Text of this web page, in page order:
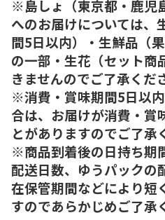
※島しょ（東京都・鹿児
へのお届けについては、
間5日以内）・生鮮品（
の一部・生花（セット商
きませんのでご了承くだ
※消費・賞味期間5日以
合は、お届けが消費・賞
とがありますのでご了承
※商品到着後の日持ち期
配送日数、ゆうパックの
在保管期間などにより短
すのであらかじめご了承